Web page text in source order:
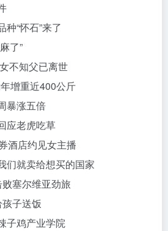
“怀石”来了
了”
不知父已离世
增重近400公斤
暴涨五倍
应老虎吃草
酒店约见女主播
们就卖给想买的国家
塞尔维亚劲旅
子送饭
子鸡产业学院